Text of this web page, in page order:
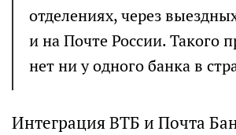
отделениях, через
и на Почте России. Такого
нет ни у одного банка в
Интеграция ВТБ и Почта